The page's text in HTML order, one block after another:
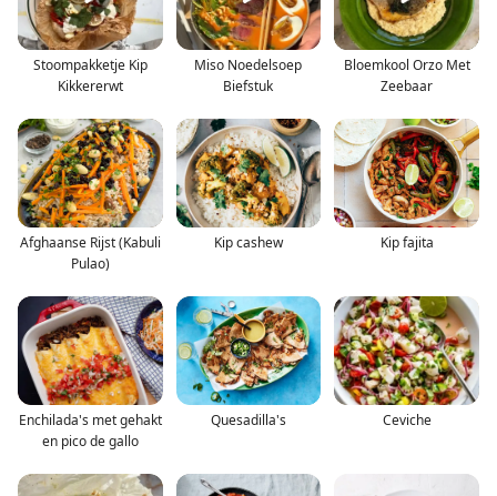
Stoompakketje Kip
Kikkererwt
Miso Noedelsoep
Biefstuk
Bloemkool Orzo Met
Zeebaar
Afghaanse Rijst (Kabuli
Pulao)
Kip cashew Kip fajita
Enchilada's met gehakt
en pico de gallo
Quesadilla's Ceviche